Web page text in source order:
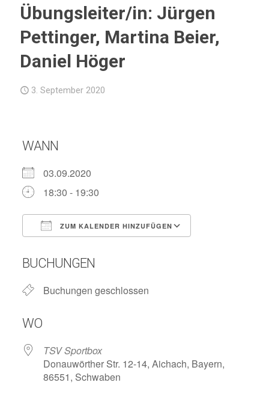
Übungsleiter/in: Jürgen
Pettinger, Martina Beier,
Daniel Höger
3. September 2020
WANN
03.09.2020
18:30 - 19:30
ZUM KALENDER HINZUFÜGEN
BUCHUNGEN
Buchungen geschlossen
WO
TSV Sportbox
Donauwörther Str. 12-14, Aichach, Bayern,
86551, Schwaben